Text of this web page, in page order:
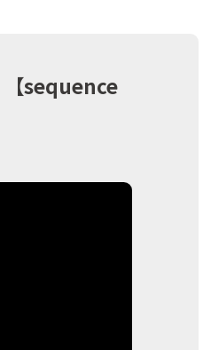
【sequence